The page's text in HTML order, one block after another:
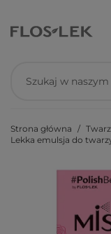
Strona główna Twarz
Lekka emulsja do